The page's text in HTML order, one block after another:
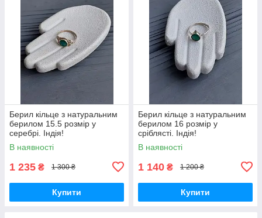
Берил кільце з натуральним
берилом 15.5 розмір у
серебрі. Індія!
В наявності
1 235 ₴ 1 300 ₴
Купити
Берил кільце з натуральним
берилом 16 розмір у
сріблясті. Індія!
В наявності
1 140 ₴ 1 200 ₴
Купити